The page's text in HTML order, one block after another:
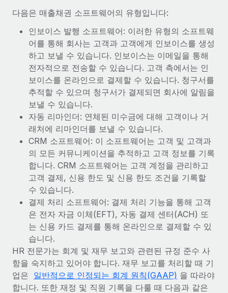
복리후생
급여 관리를 통해 국제 노동법...
자세히 알아보기
블로그
Remote 제품 관련 소식: Gusto 및 Xero와의 통합과
Remote Contractor Management Plus
Remote의 사명은 모든 규모의 기업이 전 세계 어디서든 업무에 가
장 적합 사람을 찾아 채용 및 관리하고 급여를 지급하도록 돕는 것
입니다. 이를 위해 최근 몇 주 동안 새로운...
자세히 알아보기
Shootsta가 Remote를 통해 네 개의 시장에서 글로벌
채용을 확장한 방법
비디오 콘텐츠를 활용한 마케팅이 계속해서 인기를 끌면서, 기업들
에게는 흥미롭고 전문적인 비디오 제작이 어느 때보다 중요해졌습
니다. 그러나 대부분의 회사들은 그렇게 높은 품질의...
자세히 알아보기
다음은 매출채권 소프트웨어의 유형입니다:
인보이스 발행 소프트웨어: 이러한 유형의 소프트웨
어를 통해 회사는 고객과 고객에게 인보이스를 생성
하고 보낼 수 있습니다. 인보이스는 이메일을 통해
전자적으로 전송할 수 있습니다. 고객 측에서는 인
보이스를 온라인으로 결제할 수 있습니다. 청구서를
추적할 수 있으며 청구서가 결제되면 회사에 알림을
보낼 수 있습니다.
자동 리마인더: 연체된 미수금에 대해 고객이나 거
래처에 리마인더를 보낼 수 있습니다.
CRM 소프트웨어: 이 소프트웨어는 고객 및 고객과
의 모든 커뮤니케이션을 추적하고 고객 정보를 기록
합니다. CRM 소프트웨어는 고객 계정을 관리하고
고객 결제, 신용 한도 및 신용 한도 조건을 기록할
수 있습니다.
결제 처리 소프트웨어: 결제 처리 기능을 통해 고객
은 전자 자금 이체(EFT), 자동 결제 센터(ACH) 또
는 신용 카드 결제를 통해 온라인으로 결제할 수 있
습니다.
HR 전문가는 회계 및 재무 보고와 관련된 규정 준수 사
항을 숙지하고 있어야 합니다. 재무 보고를 처리할 때 기
업은 일반적으로 인정되는 회계 원칙(GAAP) 을 따라야
합니다. 또한 재정 및 직원 기록을 다룰 때 다음과 같은